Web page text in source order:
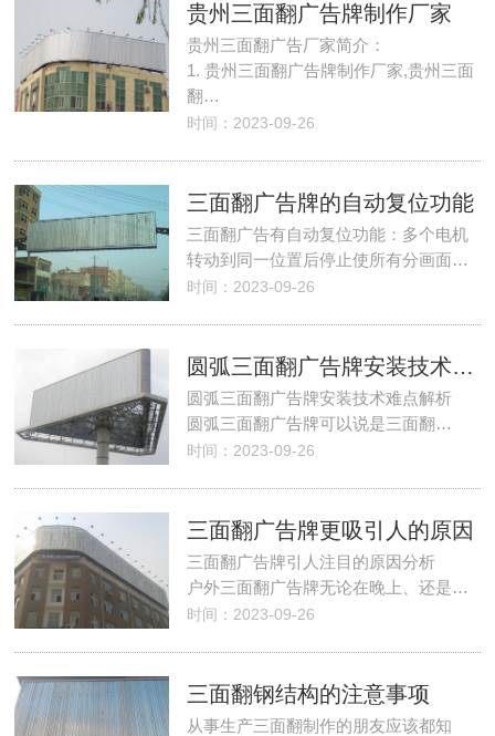
贵州三面翻广告牌制作厂家
贵州三面翻广告厂家简介：
1. 贵州三面翻广告牌制作厂家,贵州三面
翻…
时间：2023-09-26
三面翻广告牌的自动复位功能
三面翻广告有自动复位功能：多个电机
转动到同一位置后停止使所有分画面…
时间：2023-09-26
圆弧三面翻广告牌安装技术难点解析
圆弧三面翻广告牌安装技术难点解析
圆弧三面翻广告牌可以说是三面翻…
时间：2023-09-26
三面翻广告牌更吸引人的原因
三面翻广告牌引人注目的原因分析
户外三面翻广告牌无论在晚上、还是…
时间：2023-09-26
三面翻钢结构的注意事项
从事生产三面翻制作的朋友应该都知